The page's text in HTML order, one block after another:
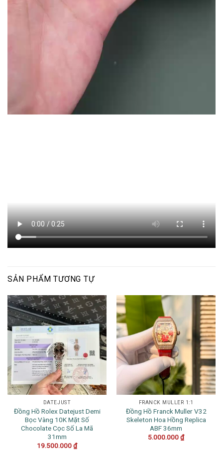
SẢN PHẨM TƯƠNG TỰ
DATEJUST
Đồng Hồ Rolex Datejust Demi
Bọc Vàng 10K Mặt Số
Chocolate Cọc Số La Mã
31mm
19.500.000₫
FRANCK MULLER 1:1
Đồng Hồ Franck Muller V32
Skeleton Hoa Hồng Replica
ABF 36mm
5.000.000₫